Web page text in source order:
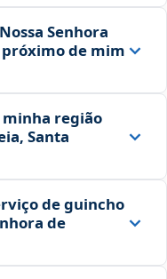
Senhora
próximo de mim
região
Santa
de guincho
de